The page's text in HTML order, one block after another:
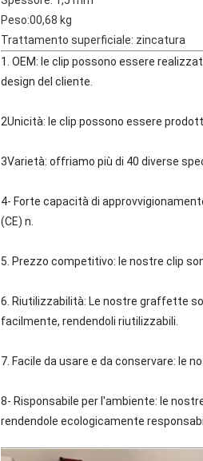
Peso:00,68 kg
Trattamento superficiale: zincatura
1. OEM: le clip possono essere
design del cliente.
2Unicità: le clip possono essere
3Varietà: offriamo più di 40 diverse
4- Forte capacità di
(CE) n.
5. Prezzo competitivo: le nostre clip
6. Riutilizzabilità: Le nostre graffette
facilmente, rendendoli riutilizzabili.
7. Facile da usare e da conservare: le
8- Risponsabile per l'ambiente: le
rendendole ecologicamente